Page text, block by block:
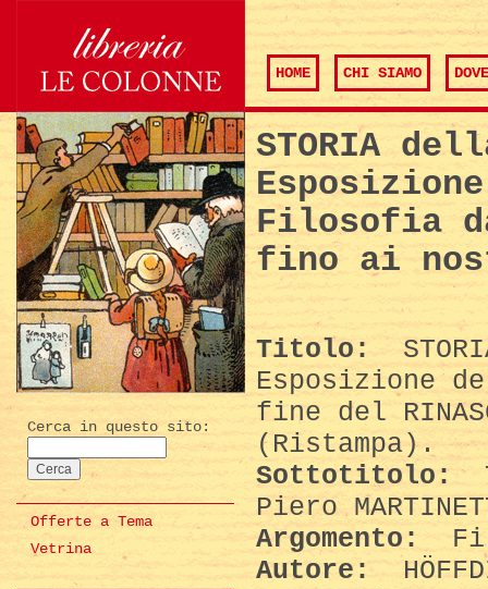
HOME CHI SIAMO
Cerca in questo sito:
Offerte a Tema
Vetrina
STORIA
Filosofia
fino ai
Titolo:
Esposizione
fine del
(Ristampa).
Sottotitolo:
Piero
Argomento:
Autore: